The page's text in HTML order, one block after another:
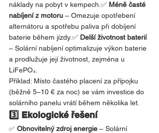
náklady na pobyt v kempech.✅ Méně časté
nabíjení z motoru – Omezuje opotřebení
alternátoru a spotřebu paliva při dobíjení
baterie během jízdy.✅ Delší životnost baterií
– Solární nabíjení optimalizuje výkon baterie
a prodlužuje její životnost, zejména u
LiFePO₄.
Příklad: Místo častého placení za přípojku
(běžně 5–10 € za noc) se vám investice do
solárního panelu vrátí během několika let.
3️⃣ Ekologické řešení
✅ Obnovitelný zdroj energie – Solární